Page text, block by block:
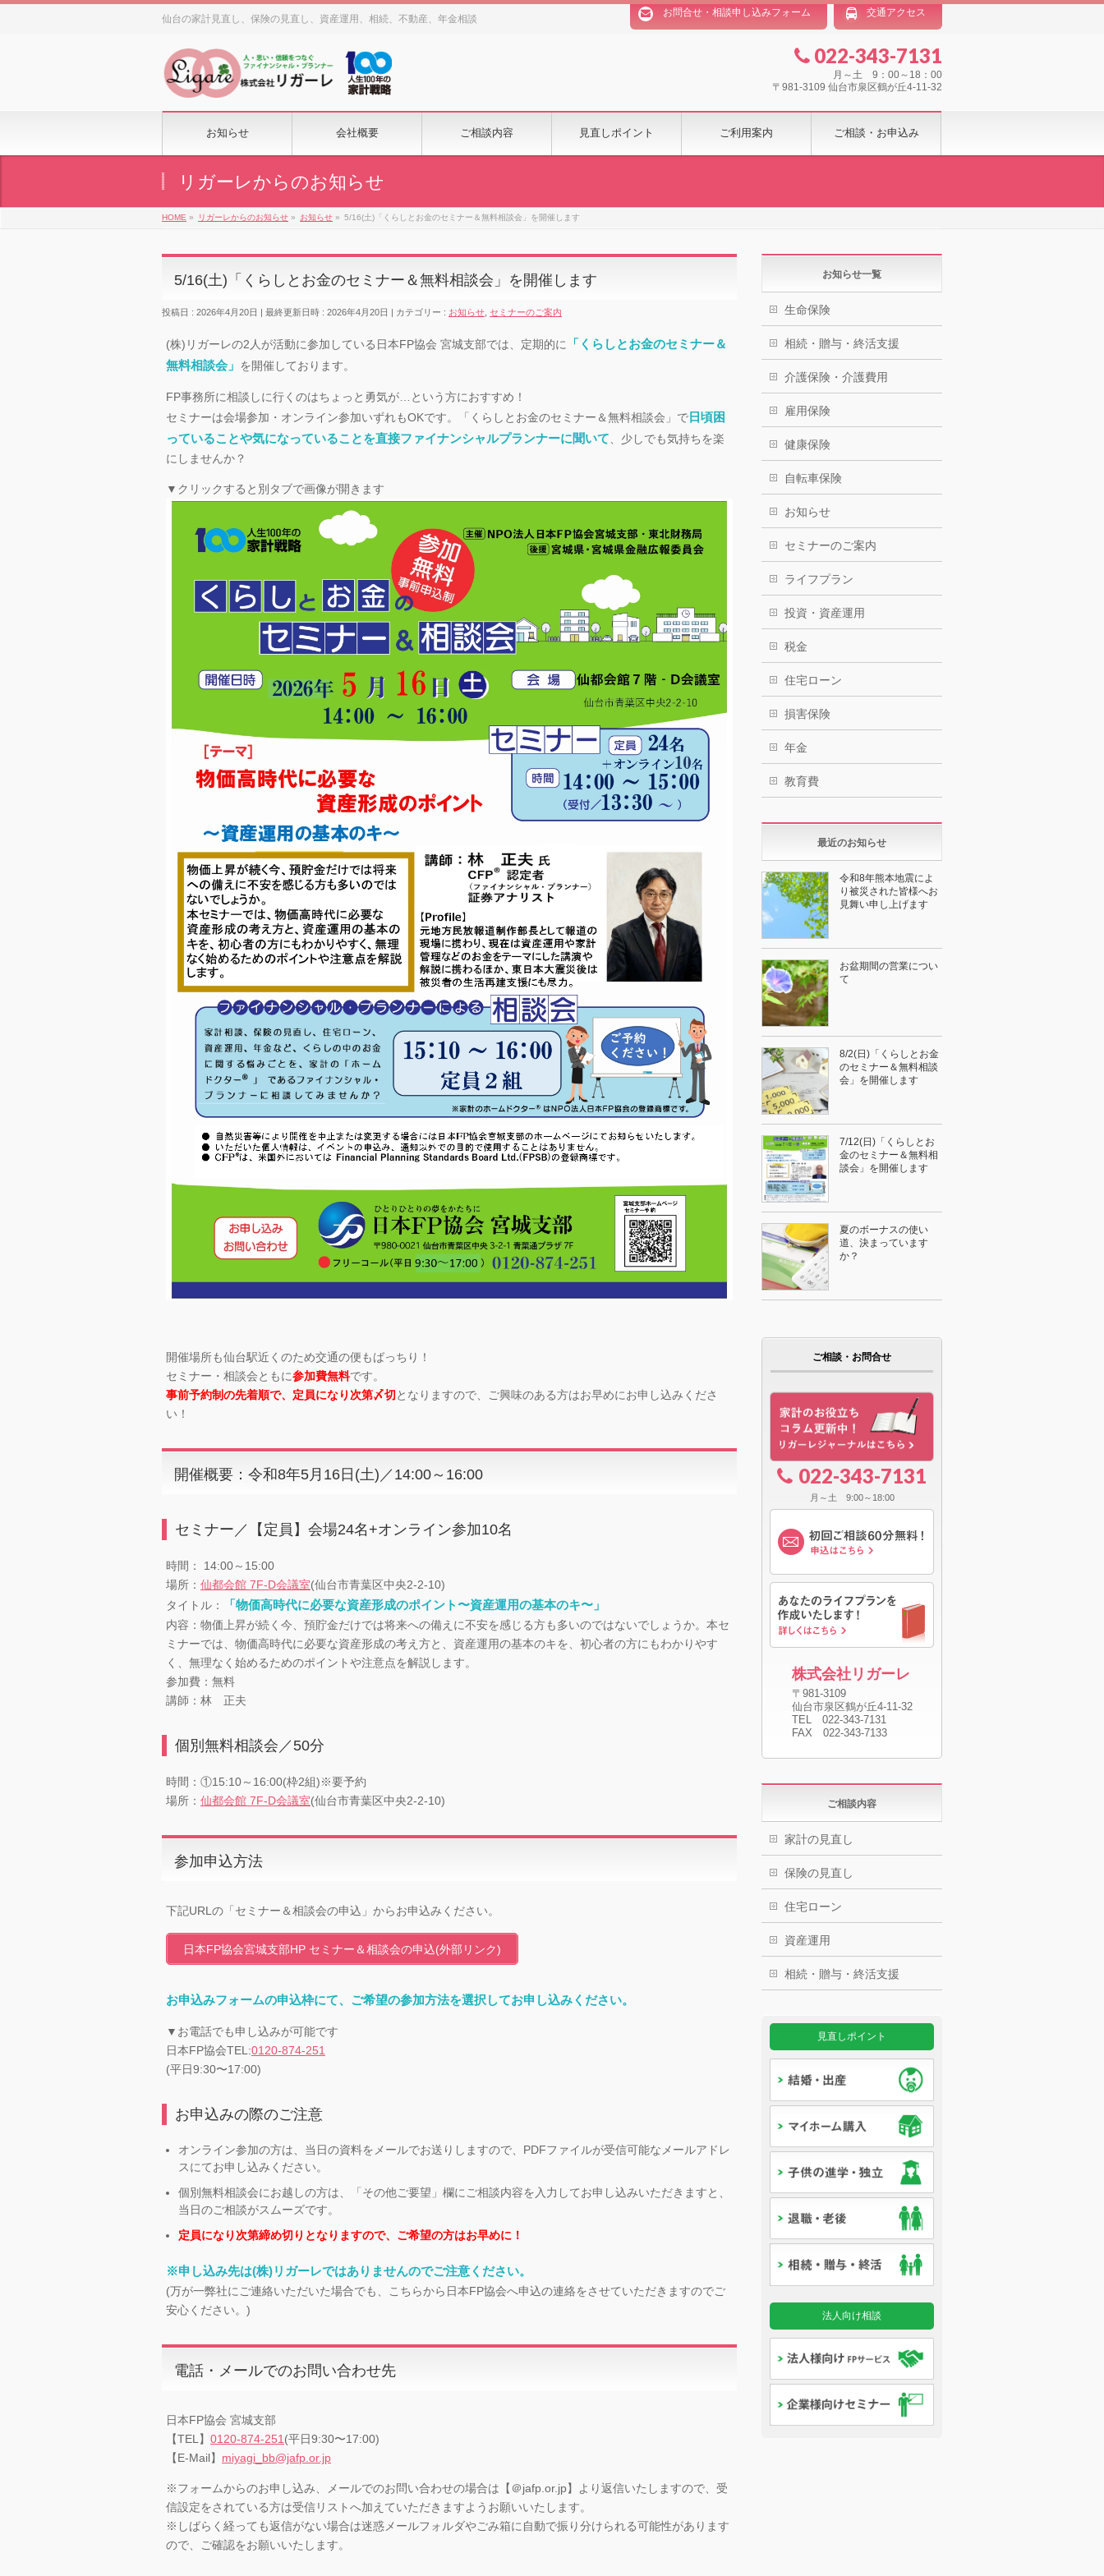
仙台の家計見直し、保険の見直し、資産運用、相続、不動産、年金相談
お問合せ・相談申し込みフォーム 交通アクセス
022-343-7131
月～土 9：00～18：00
〒981-3109 仙台市泉区鶴が丘4-11-32
お知らせ 会社概要 ご相談内容 見直しポイント ご利用案内 ご相談・お申込み
リガーレからのお知らせ
HOME » リガーレからのお知らせ » お知らせ » 5/16(土)「くらしとお金のセミナー＆無料相談会」を開催します
5/16(土)「くらしとお金のセミナー＆無料相談会」を開催します
投稿日 : 2026年4月20日 最終更新日時 : 2026年4月20日 カテゴリー : お知らせ セミナーのご案内
(株)リガーレの2人が活動に参加している日本FP協会 宮城支部では、定期的に
「くらしとお金のセミナー＆
無料相談会」 を開催しております。
FP事務所に相談しに行くのはちょっと勇気が…という方におすすめ！
セミナーは会場参加・オンライン参加いずれもOKです。「くらしとお金のセミナー＆無料相談会」で 日頃困
っていることや気になっていることを直接ファイナンシャルプランナーに聞いて 、少しでも気持ちを楽
にしませんか？
▼クリックすると別タブで画像が開きます
開催場所も仙台駅近くのため交通の便もばっちり！
セミナー・相談会ともに参加費無料です。
事前予約制の先着順で、定員になり次第〆切となりますので、ご興味のある方はお早めにお申し込みくださ
い！
開催概要：令和8年5月16日(土)／14:00～16:00
セミナー／【定員】会場24名+オンライン参加10名
時間： 14:00～15:00
場所： 仙都会館 7F-D会議室(仙台市青葉区中央2-2-10)
タイトル：
「物価高時代に必要な資産形成のポイント〜資産運用の基本のキ〜」
内容：物価上昇が続く今、預貯金だけでは将来への備えに不安を感じる方も多いのではないでしょうか。本セ
ミナーでは、物価高時代に必要な資産形成の考え方と、資産運用の基本のキを、初心者の方にもわかりやす
く、無理なく始めるためのポイントや注意点を解説します。
参加費：無料
講師：林 正夫
個別無料相談会／50分
時間：①15:10～16:00(枠2組)※要予約
場所： 仙都会館 7F-D会議室(仙台市青葉区中央2-2-10)
参加申込方法
下記URLの「セミナー＆相談会の申込」からお申込みください。
日本FP協会宮城支部HP セミナー＆相談会の申込(外部リンク)
お申込みフォームの申込枠にて、ご希望の参加方法を選択してお申し込みください。
▼お電話でも申し込みが可能です
日本FP協会TEL:0120-874-251
(平日9:30〜17:00)
お申込みの際のご注意
オンライン参加の方は、当日の資料をメールでお送りしますので、PDFファイルが受信可能なメールアドレ
スにてお申し込みください。
個別無料相談会にお越しの方は、「その他ご要望」欄にご相談内容を入力してお申し込みいただきますと、
当日のご相談がスムーズです。
定員になり次第締め切りとなりますので、ご希望の方はお早めに！
※申し込み先は(株)リガーレではありませんのでご注意ください。
(万が一弊社にご連絡いただいた場合でも、こちらから日本FP協会へ申込の連絡をさせていただきますのでご
安心ください。)
電話・メールでのお問い合わせ先
日本FP協会 宮城支部
【TEL】 0120-874-251 (平日9:30〜17:00)
【E-Mail】 miyagi_bb@jafp.or.jp
※フォームからのお申し込み、メールでのお問い合わせの場合は【＠jafp.or.jp】より返信いたしますので、受
信設定をされている方は受信リストへ加えていただきますようお願いいたします。
※しばらく経っても返信がない場合は迷惑メールフォルダやごみ箱に自動で振り分けられる可能性があります
ので、ご確認をお願いいたします。
お知らせ一覧
生命保険
相続・贈与・終活支援
介護保険・介護費用
雇用保険
健康保険
自転車保険
お知らせ
セミナーのご案内
ライフプラン
投資・資産運用
税金
住宅ローン
損害保険
年金
教育費
最近のお知らせ
令和8年熊本地震によ
り被災された皆様へお
見舞い申し上げます
お盆期間の営業につい
て
8/2(日)「くらしとお金
のセミナー＆無料相談
会」を開催します
7/12(日)「くらしとお
金のセミナー＆無料相
談会」を開催します
夏のボーナスの使い
道、決まっています
か？
ご相談・お問合せ
022-343-7131
月～土 9:00～18:00
株式会社リガーレ
〒981-3109
仙台市泉区鶴が丘4-11-32
TEL 022-343-7131
FAX 022-343-7133
ご相談内容
家計の見直し
保険の見直し
住宅ローン
資産運用
相続・贈与・終活支援
見直しポイント
法人向け相談